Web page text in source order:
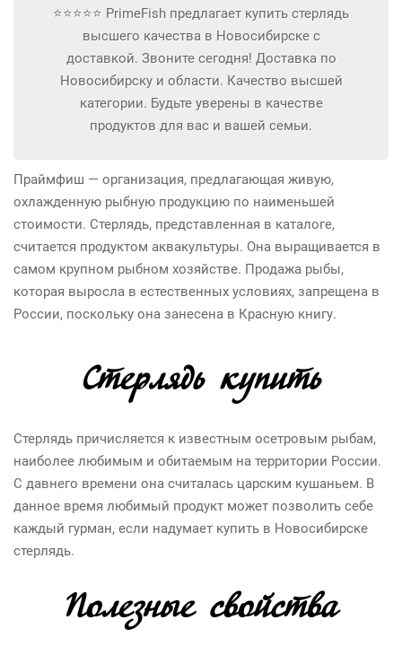
⭐⭐⭐⭐⭐ PrimeFish предлагает купить стерлядь
высшего качества в Новосибирске с
доставкой. Звоните сегодня! Доставка по
Новосибирску и области. Качество высшей
категории. Будьте уверены в качестве
продуктов для вас и вашей семьи.
Праймфиш — организация, предлагающая живую,
охлажденную рыбную продукцию по наименьшей
стоимости. Стерлядь, представленная в каталоге,
считается продуктом аквакультуры. Она выращивается в
самом крупном рыбном хозяйстве. Продажа рыбы,
которая выросла в естественных условиях, запрещена в
России, поскольку она занесена в Красную книгу.
Стерлядь купить
Стерлядь причисляется к известным осетровым рыбам,
наиболее любимым и обитаемым на территории России.
С давнего времени она считалась царским кушаньем. В
данное время любимый продукт может позволить себе
каждый гурман, если надумает купить в Новосибирске
стерлядь.
Полезные свойства